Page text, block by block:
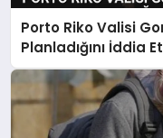
Porto Riko Valisi
Planladığını İddia